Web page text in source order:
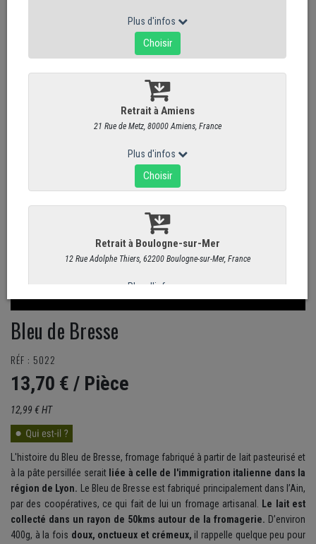
Bleu de Bresse
RÉF : 5022
13,70 € / Pièce
12,99 € HT
L'histoire du Bleu de Bresse, fromage fabriqué à partir de lait pasteurisé et
à la pâte persillée serait liée à celle de l'immigration italienne dans la
région de Lyon. Le Bleu de Bresse est fabriqué principalement dans l’Ain,
par des coopératives, ce qui fait de lui un fromage artisanal. Le lait est
collecté dans un rayon de 50kms autour de la fromagerie. D’environ
400g, à la fois doux, onctueux et crémeux, il rappelle quelque peu pour